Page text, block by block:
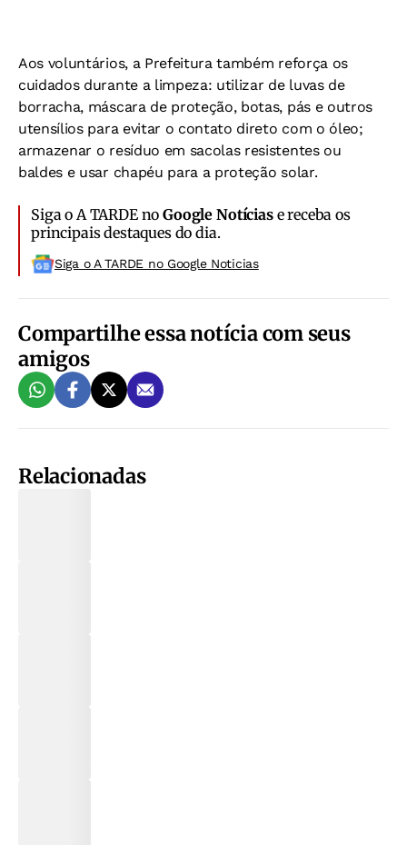
Aos voluntários, a Prefeitura também reforça os
cuidados durante a limpeza: utilizar de luvas de
borracha, máscara de proteção, botas, pás e outros
utensílios para evitar o contato direto com o óleo;
armazenar o resíduo em sacolas resistentes ou
baldes e usar chapéu para a proteção solar.
Siga o A TARDE noGoogle Notíciase receba os
principais destaques do dia.
Siga o A TARDE no Google Noticias
Compartilhe essa notícia com seus
amigos
Relacionadas